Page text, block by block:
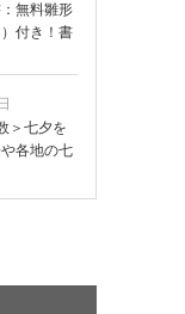
無料雛形
）付き！書
＞七夕を
各地の七